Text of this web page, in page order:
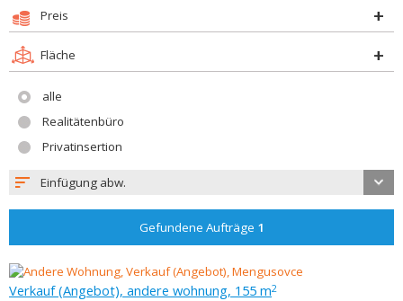
Preis
Fläche
alle
Realitätenbüro
Privatinsertion
Einfügung abw.
Gefundene Aufträge 1
Verkauf (Angebot), andere wohnung, 155 m2